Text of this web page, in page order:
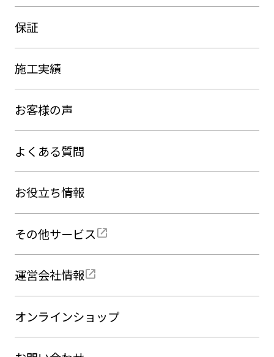
保証
施工実績
お客様の声
よくある質問
お役立ち情報
その他サービス
運営会社情報
オンラインショップ